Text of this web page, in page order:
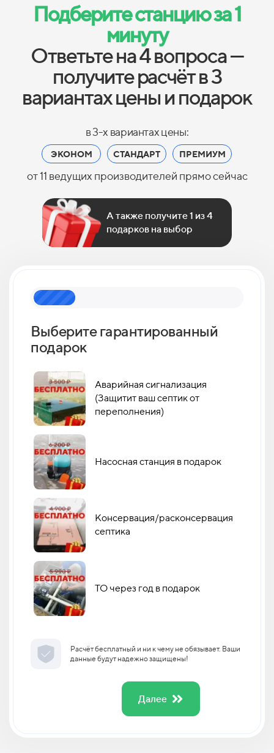
Подберите станцию за 1
минуту
Ответьте на 4 вопроса —
получите расчёт в 3
вариантах цены и подарок
в 3-х вариантах цены:
ЭКОНОМ СТАНДАРТ ПРЕМИУМ
от 11 ведущих производителей прямо сейчас
А также получите 1 из 4
подарков на выбор
Выберите гарантированный
подарок
Аварийная сигнализация
(Защитит ваш септик от
переполнения)
Насосная станция в подарок
Консервация/расконсервация
септика
ТО через год в подарок
Расчёт бесплатный и ни к чему не обязывает. Ваши
данные будут надежно защищены!
Далее